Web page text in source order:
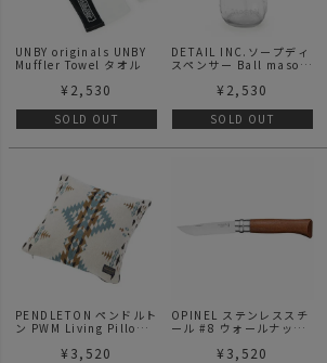
UNBY originals UNBY
Muffler Towel タオル
¥ 2,530
SOLD OUT
DETAIL INC.ソープディ
スペンサー Ball mason
¥ 2,530
SOLD OUT
PENDLETON ペンドルト
ン PWM Living Pillow
¥ 3,520
OPINEL ステンレススチ
ール #8 ウォールナット
¥ 3,520